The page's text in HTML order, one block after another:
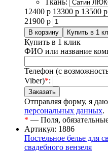
Ткань:
12400 р 13300 р 13500 р
21900 р
Купить в 1 клик
ФИО или название
Телефон (с
Viber)*:
Отправляя форму, я даю
персональных данных.
* — Поля,
Артикул: 1886
Постельное белье для
свадебного вензеля